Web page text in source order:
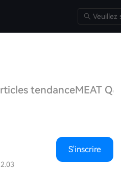
tendanceMEAT Q&A
S'inscrire